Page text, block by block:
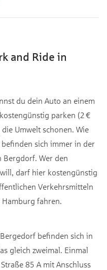
and Ride in
du dein Auto an einem
parken (2 €
Umwelt schonen. Wie
sich immer in der
Bergdorf. Wer den
darf hier kostengünstig
Verkehrsmitteln
fahren.
befinden sich in
gleich zweimal. Einmal
85 A mit Anschluss